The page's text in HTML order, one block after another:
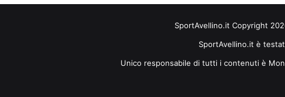
SportAvellino.it Copyright
SportAvellino.it è
Unico responsabile di tutti i contenuti è